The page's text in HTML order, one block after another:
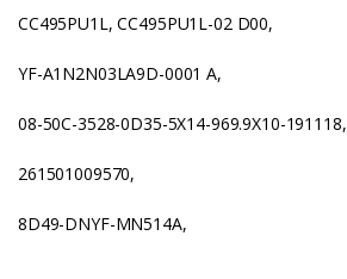
CC495PU1L, CC495PU1L-02 D00,
YF-A1N2N03LA9D-0001 A,
08-50C-3528-0D35-5X14-969.9X10-191118,
261501009570,
8D49-DNYF-MN514A,